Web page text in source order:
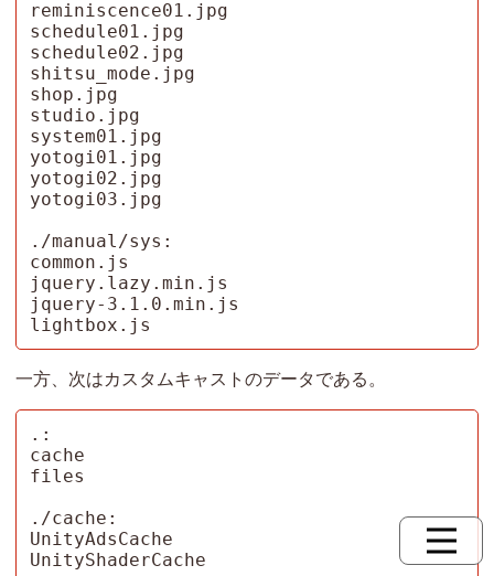
一方、次はカスタムキャストのデータである。
.:
cache
files
./cache:
UnityAdsCache
UnityShaderCache